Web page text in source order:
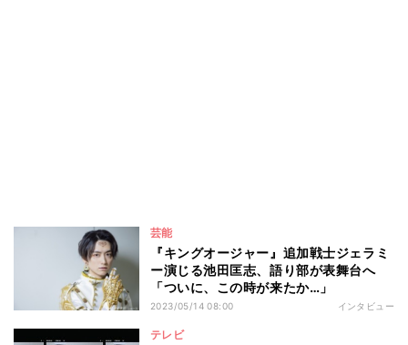
芸能
『キングオージャー』追加戦士ジェラミ
ー演じる池田匡志、語り部が表舞台へ
「ついに、この時が来たか…」
2023/05/14 08:00 インタビュー
テレビ